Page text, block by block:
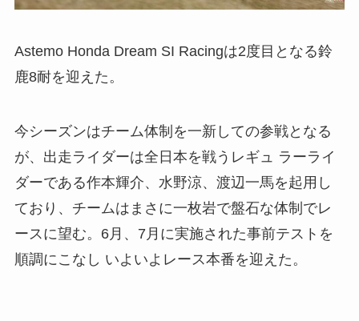
Astemo Honda Dream SI Racingは2度目となる鈴
鹿8耐を迎えた。
今シーズンはチーム体制を一新しての参戦となる
が、出走ライダーは全日本を戦うレギュ ラーライ
ダーである作本輝介、水野涼、渡辺一馬を起用し
ており、チームはまさに一枚岩で盤石な体制でレ
ースに望む。6月、7月に実施された事前テストを
順調にこなし いよいよレース本番を迎えた。